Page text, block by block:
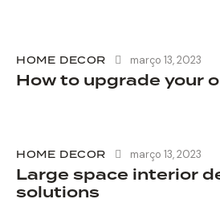
HOME DECOR março 13, 2023
How to upgrade your
HOME DECOR março 13, 2023
Large space interior
solutions